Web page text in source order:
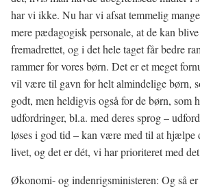
har vi ikke. Nu har vi afsat temmelig
mere pædagogisk personale, at de kan
fremadrettet, og i det hele taget får bedre
rammer for vores børn. Det er et meget
vil være til gavn for helt almindelige børn,
godt, men heldigvis også for de børn, som
udfordringer, bl.a. med deres sprog –
løses i god tid – kan være med til at hjælpe
livet, og det er dét, vi har prioriteret med
Økonomi- og indenrigsministeren: Og så